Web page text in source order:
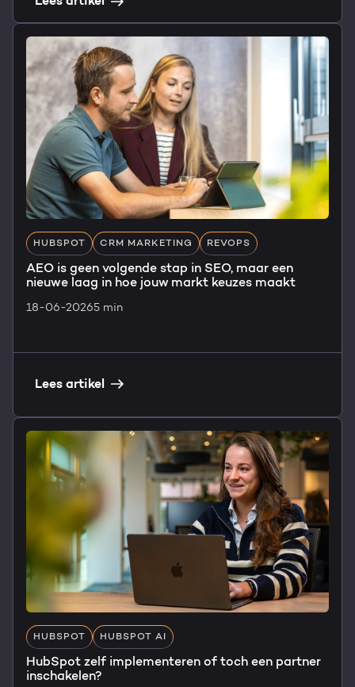
HUBSPOT CRM MARKETING REVOPS
AEO is geen volgende stap in SEO, maar een
nieuwe laag in hoe jouw markt keuzes maakt
18-06-20265 min
Lees artikel
HUBSPOT HUBSPOT AI
HubSpot zelf implementeren of toch een partner
inschakelen?